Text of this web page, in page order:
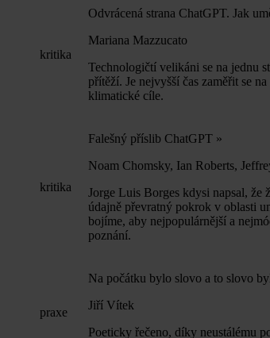
kritika
Odvrácená strana ChatGPT. Jak
Mariana Mazzucato
Technologičtí velikáni se na jednu
přítěží. Je nejvyšší čas zaměřit se
klimatické cíle.
kritika
Falešný příslib ChatGPT »
Noam Chomsky, Ian Roberts,
Jorge Luis Borges kdysi napsal, že
údajně převratný pokrok v oblasti
bojíme, aby nejpopulárnější a
poznání.
praxe
Na počátku bylo slovo a to slovo
Jiří Vítek
Poeticky řečeno, díky neustálému